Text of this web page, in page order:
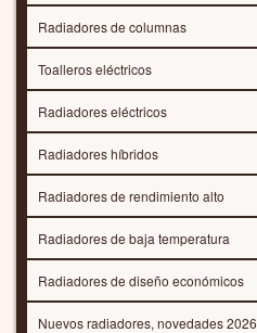
Radiadores de columnas
Toalleros eléctricos
Radiadores eléctricos
Radiadores híbridos
Radiadores de rendimiento alto
Radiadores de baja temperatura
Radiadores de diseño económicos
Nuevos radiadores, novedades 2026